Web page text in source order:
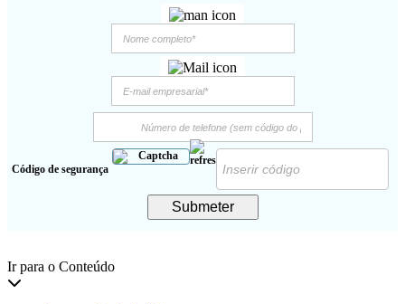
Código de segurança
Submeter
Ir para o Conteúdo